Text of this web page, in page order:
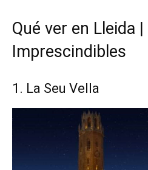
Qué ver en Lleida
Imprescindibles
1. La Seu Vella